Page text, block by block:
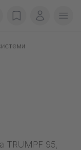
in cart, view
wishlistМоят
TRUMPF 95,